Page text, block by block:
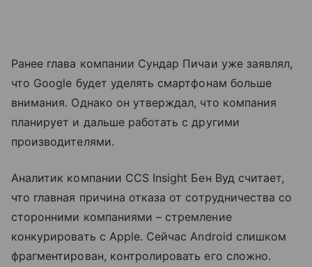
Ранее глава компании Сундар Пичаи уже заявлял,
что Google будет уделять смартфонам больше
внимания. Однако он утверждал, что компания
планирует и дальше работать с другими
производителями.
Аналитик компании CCS Insight Бен Вуд считает,
что главная причина отказа от сотрудничества со
сторонними компаниями – стремление
конкурировать с Apple. Сейчас Android слишком
фрагментирован, контролировать его сложно.